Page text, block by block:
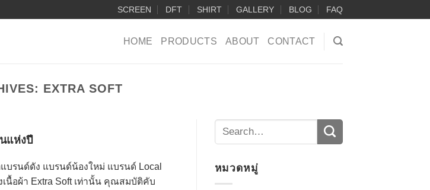
SCREEN DFT SHIRT GALLERY BLOG FAQ
HOME PRODUCTS ABOUT CONTACT
EXTRA SOFT
แห่งปี
บรนด์ดัง แบรนด์น้องใหม่ แบรนด์ Local
เนื้อผ้า Extra Soft เท่านั้น คุณสมบัติคับ
หมวดหมู่